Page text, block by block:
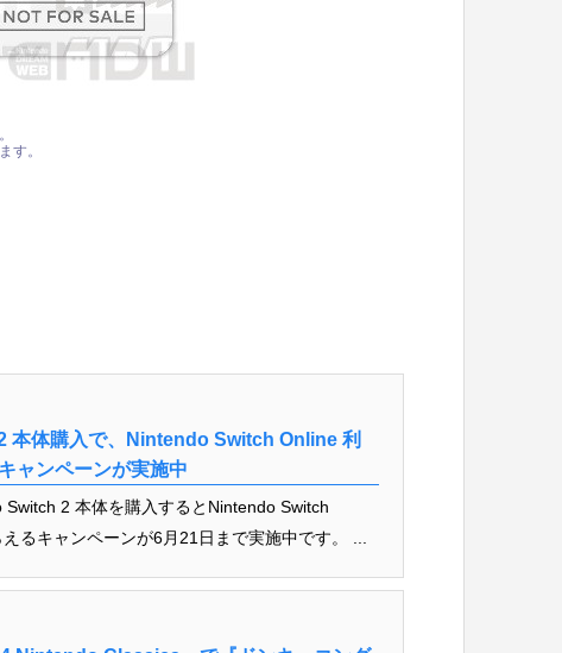
す。
本体購入で、Nintendo Switch Online 利
ャンペーンが実施中
2 本体を購入するとNintendo Switch
るキャンペーンが6月21日まで実施中です。 ...